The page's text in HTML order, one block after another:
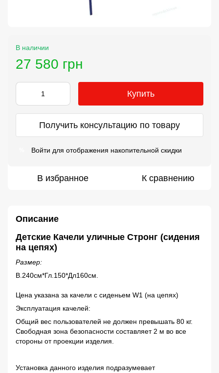
В наличии
27 580 грн
Купить
Получить консультацию по товару
Войти для отображения накопительной скидки
В избранное К сравнению
Описание
Детские Качели уличные Стронг (сидения
на цепях)
Размер:
В.240см*Гл.150*Дл160см.
Цена указана за качели с сиденьем W1 (на цепях)
Эксплуатация качелей:
Общий вес пользователей не должен превышать 80 кг.
Свободная зона безопасности составляет 2 м во все
стороны от проекции изделия.
Установка данного изделия подразумевает